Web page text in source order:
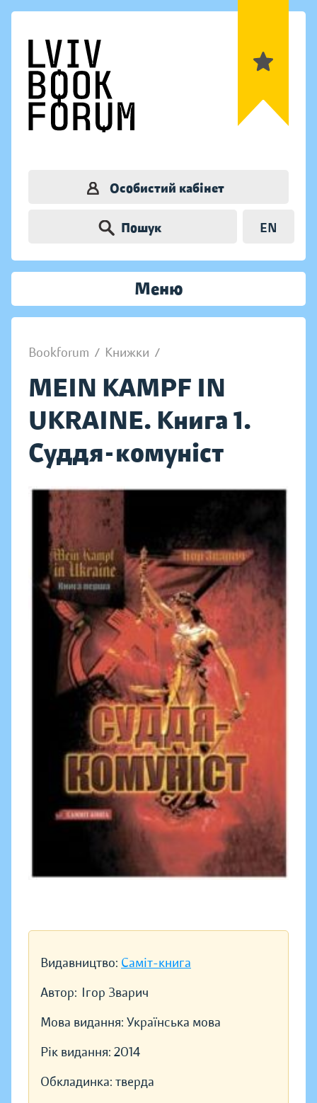
Особистий кабінет
Пошук EN
Меню
Bookforum / Книжки /
MEIN KAMPF IN
UKRAINE. Книга 1.
Суддя-комуніст
Видавництво: Саміт-книга
Автор: Ігор Зварич
Мова видання: Українська мова
Рік видання: 2014
Обкладинка: тверда